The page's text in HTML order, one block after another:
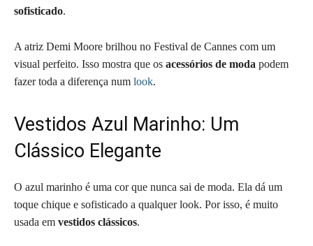
sofisticado.
A atriz Demi Moore brilhou no Festival de Cannes com um
visual perfeito. Isso mostra que os acessórios de moda podem
fazer toda a diferença num look.
Vestidos Azul Marinho: Um
Clássico Elegante
O azul marinho é uma cor que nunca sai de moda. Ela dá um
toque chique e sofisticado a qualquer look. Por isso, é muito
usada em vestidos clássicos.